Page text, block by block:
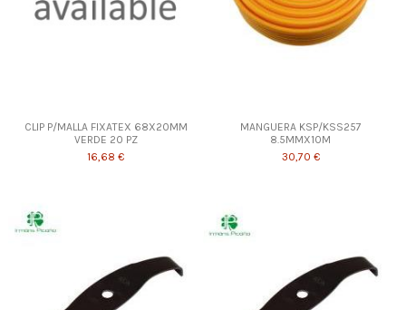
CLIP P/MALLA FIXATEX 68X20MM
VERDE 20 PZ
16,68 €
MANGUERA KSP/KSS257
8.5MMX10M
30,70 €